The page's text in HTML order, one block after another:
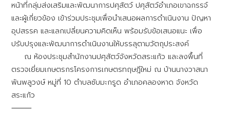
หน้าที่กลุ่มส่งเสริมและพัฒนาการปศุสัตว์ ปศุสัตว์อำเภอเขาฉกรรจ์
และผู้เกี่ยวข้อง เข้าร่วมประชุมเพื่อนำเสนอผลการดำเนินงาน ปัญหา
อุปสรรค และแลกเปลี่ยนความคิดเห็น พร้อมรับข้อเสนอแนะ เพื่อ
ปรับปรุงและพัฒนาการดำเนินงานให้บรรลุตามวัตถุประสงค์
ณ ห้องประชุมสำนักงานปศุสัตว์จังหวัดสระแก้ว และลงพื้นที่
ตรวจเยี่ยมเกษตรกรโครงการเกษตรทฤษฎีใหม่ ณ บ้านนางวาสนา
พันพลูวงษ์ หมู่ที่ 10 ตำบลซับมะกรูด อำเภอคลองหาด จังหวัด
สระแก้ว
⸻